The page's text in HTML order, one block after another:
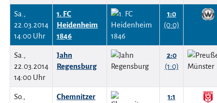
Sa.,
22.03.2014
14:00 Uhr
1. FC
Heidenheim
1846
1:0
(0:0)
Sa.,
22.03.2014
14:00 Uhr
Jahn
Regensburg
2:0
(1:0)
So.,
Chemnitzer
1:1